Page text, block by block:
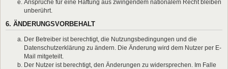
Ansprüche für eine Haftung aus zwingendem nationalem Recht bleiben
unberührt.
6. ÄNDERUNGSVORBEHALT
Der Betreiber ist berechtigt, die Nutzungsbedingungen und die
Datenschutzerklärung zu ändern. Die Änderung wird dem Nutzer per E-
Mail mitgeteilt.
Der Nutzer ist berechtigt, den Änderungen zu widersprechen. Im Falle